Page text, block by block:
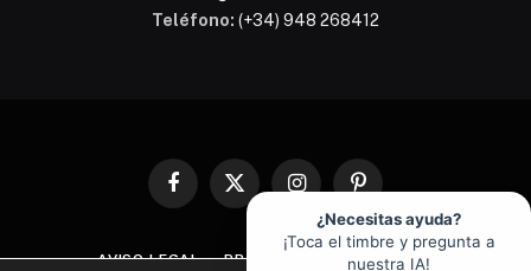
¿Necesitas ayuda?
¡Toca el timbre y pregunta a
nuestra IA!
Teléfono: (+34) 948 268412
Facebook
X
(Twitter)
InstagramPinterest
AVISO LEGAL PROTECCIÓN DE DATOS